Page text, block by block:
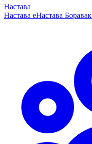
Настава
Настава еНастава Боравак